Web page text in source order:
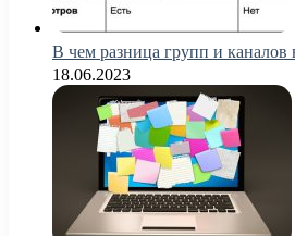
В чем разница групп и
18.06.2023